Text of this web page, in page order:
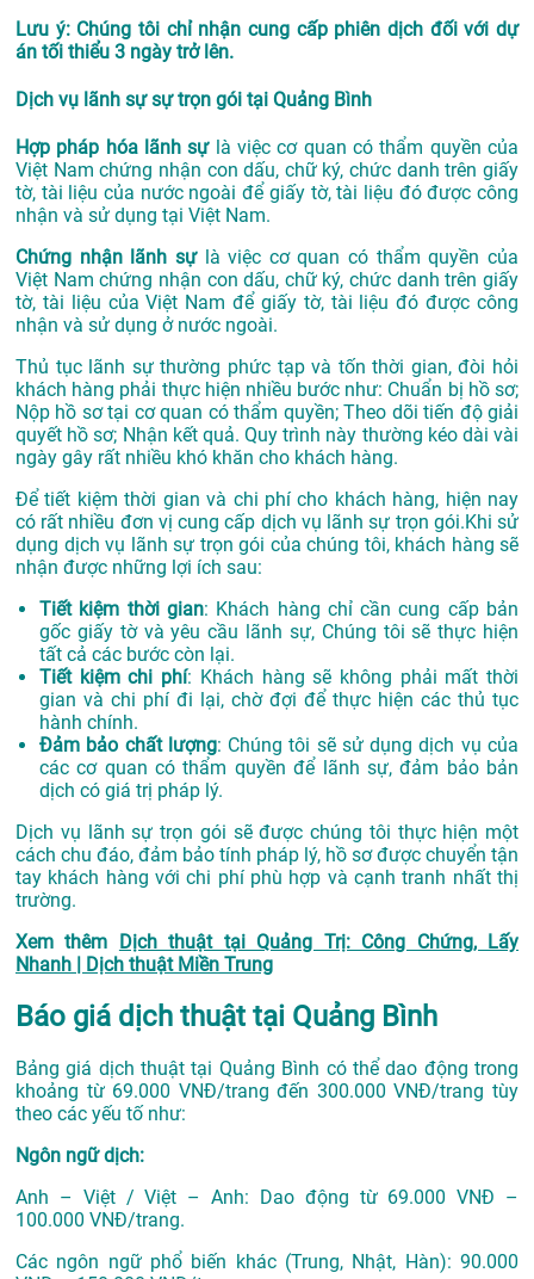
Lưu ý: Chúng tôi chỉ nhận cung cấp phiên dịch đối với dự
án tối thiểu 3 ngày trở lên.
Dịch vụ lãnh sự sự trọn gói tại Quảng Bình
Hợp pháp hóa lãnh sựlà việc cơ quan có thẩm quyền của
Việt Nam chứng nhận con dấu, chữ ký, chức danh trên giấy
tờ, tài liệu của nước ngoài để giấy tờ, tài liệu đó được công
nhận và sử dụng tại Việt Nam.
Chứng nhận lãnh sựlà việc cơ quan có thẩm quyền của
Việt Nam chứng nhận con dấu, chữ ký, chức danh trên giấy
tờ, tài liệu của Việt Nam để giấy tờ, tài liệu đó được công
nhận và sử dụng ở nước ngoài.
Thủ tục lãnh sự thường phức tạp và tốn thời gian, đòi hỏi
khách hàng phải thực hiện nhiều bước như: Chuẩn bị hồ sơ;
Nộp hồ sơ tại cơ quan có thẩm quyền; Theo dõi tiến độ giải
quyết hồ sơ; Nhận kết quả. Quy trình này thường kéo dài vài
ngày gây rất nhiều khó khăn cho khách hàng.
Để tiết kiệm thời gian và chi phí cho khách hàng, hiện nay
có rất nhiều đơn vị cung cấp dịch vụ lãnh sự trọn gói.Khi sử
dụng dịch vụ lãnh sự trọn gói của chúng tôi, khách hàng sẽ
nhận được những lợi ích sau:
Tiết kiệm thời gian: Khách hàng chỉ cần cung cấp bản
gốc giấy tờ và yêu cầu lãnh sự, Chúng tôi sẽ thực hiện
tất cả các bước còn lại.
Tiết kiệm chi phí: Khách hàng sẽ không phải mất thời
gian và chi phí đi lại, chờ đợi để thực hiện các thủ tục
hành chính.
Đảm bảo chất lượng: Chúng tôi sẽ sử dụng dịch vụ của
các cơ quan có thẩm quyền để lãnh sự, đảm bảo bản
dịch có giá trị pháp lý.
Dịch vụ lãnh sự trọn gói sẽ được chúng tôi thực hiện một
cách chu đáo, đảm bảo tính pháp lý, hồ sơ được chuyển tận
tay khách hàng với chi phí phù hợp và cạnh tranh nhất thị
trường.
Xem thêm
Dịch thuật tại Quảng Trị: Công Chứng, Lấy
Nhanh | Dịch thuật Miền Trung
Báo giá dịch thuật tại Quảng Bình
Bảng giá dịch thuật tại Quảng Bình có thể dao động trong
khoảng từ 69.000 VNĐ/trang đến 300.000 VNĐ/trang tùy
theo các yếu tố như:
Ngôn ngữ dịch:
Anh – Việt / Việt – Anh: Dao động từ 69.000 VNĐ –
100.000 VNĐ/trang.
Các ngôn ngữ phổ biến khác (Trung, Nhật, Hàn): 90.000